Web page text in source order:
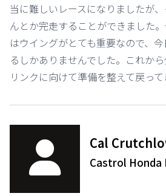
当に難しいレースになりましたが
んとか完走することができました
はウイングがとても重要なので、
るしかありませんでした。これか
リンクに向けて準備を整えて戻っ
Cal
Castrol Honda